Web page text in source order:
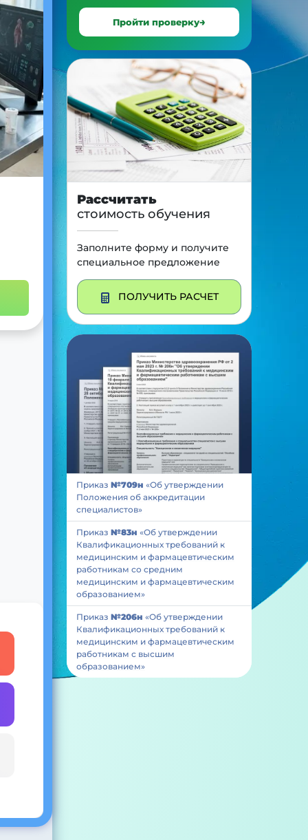
Пройти проверку
Рассчитать
стоимость обучения
Заполните форму и получите
специальное предложение
ПОЛУЧИТЬ РАСЧЕТ
Приказ №709н «Об утверждении
Положения об аккредитации
специалистов»
Приказ №83н «Об утверждении
Квалификационных требований к
медицинским и фармацевтическим
работникам со средним
медицинским и фармацевтическим
образованием»
Приказ №206н «Об утверждении
Квалификационных требований к
медицинским и фармацевтическим
работникам с высшим
образованием»